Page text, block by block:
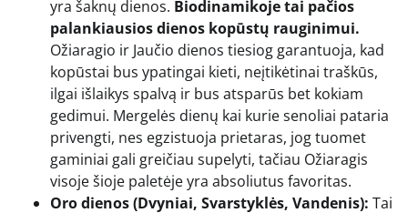
yra šaknų dienos. Biodinamikoje tai pačios
palankiausios dienos kopūstų rauginimui.
Ožiaragio ir Jaučio dienos tiesiog garantuoja, kad
kopūstai bus ypatingai kieti, neįtikėtinai traškūs,
ilgai išlaikys spalvą ir bus atsparūs bet kokiam
gedimui. Mergelės dienų kai kurie senoliai pataria
privengti, nes egzistuoja prietaras, jog tuomet
gaminiai gali greičiau supelyti, tačiau Ožiaragis
visoje šioje paletėje yra absoliutus favoritas.
Oro dienos (Dvyniai, Svarstyklės, Vandenis): Tai